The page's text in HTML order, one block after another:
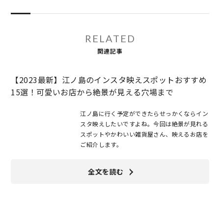
RELATED
関連記事
【2023最新】江ノ島のインスタ映えスポットおすすめ
15選！可愛いお店から絶景が見える穴場まで
江ノ島に行く予定ができたらせっかくならイン
スタ映えしたいですよね。今回は絶景が見れる
スポットやかわいい雑貨屋さん、映えるお店を
ご紹介します。
全文を読む